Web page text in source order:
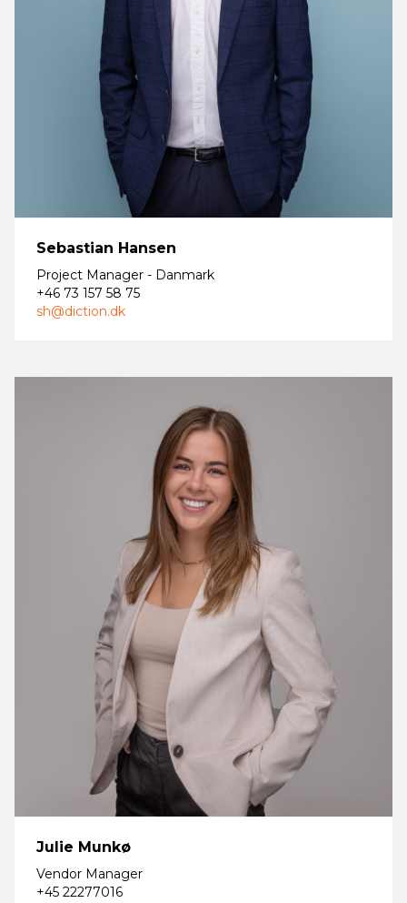
Sebastian Hansen
Project Manager - Danmark
+46 73 157 58 75
sh@diction.dk
Julie Munkø
Vendor Manager
+45 22277016